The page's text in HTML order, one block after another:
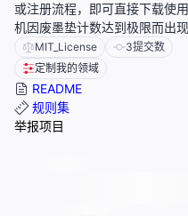
或注册流程，即可直接下载使
机因废墨垫计数达到极限而出
MIT_License 3提交数
定制我的领域
README
规则集
举报项目